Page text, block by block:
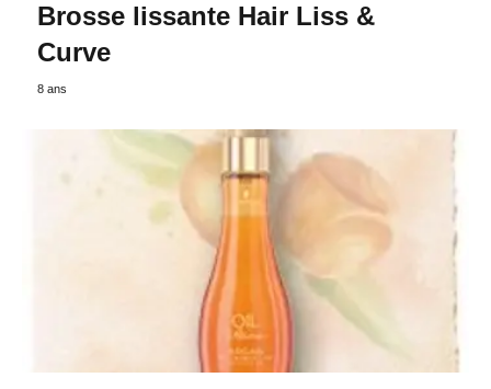
Brosse lissante Hair Liss &
Curve
8 ans